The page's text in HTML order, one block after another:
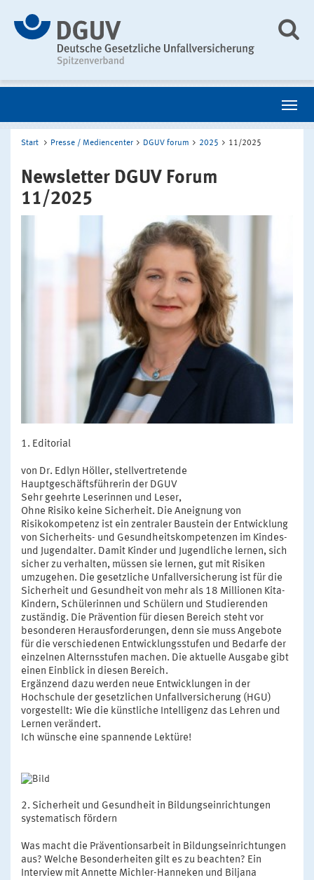
Start Presse / Mediencenter DGUV forum 2025 11/2025
Newsletter DGUV Forum
11/2025
Editorial
von Dr. Edlyn Höller, stellvertretende
Hauptgeschäftsführerin der DGUV
Sehr geehrte Leserinnen und Leser,
Ohne Risiko keine Sicherheit. Die Aneignung von
Risikokompetenz ist ein zentraler Baustein der Entwicklung
von Sicherheits- und Gesundheitskompetenzen im Kindes-
und Jugendalter. Damit Kinder und Jugendliche lernen, sich
sicher zu verhalten, müssen sie lernen, gut mit Risiken
umzugehen. Die gesetzliche Unfallversicherung ist für die
Sicherheit und Gesundheit von mehr als 18 Millionen Kita-
Kindern, Schülerinnen und Schülern und Studierenden
zuständig. Die Prävention für diesen Bereich steht vor
besonderen Herausforderungen, denn sie muss Angebote
für die verschiedenen Entwicklungsstufen und Bedarfe der
einzelnen Alternsstufen machen. Die aktuelle Ausgabe gibt
einen Einblick in diesen Bereich.
Ergänzend dazu werden neue Entwicklungen in der
Hochschule der gesetzlichen Unfallversicherung (HGU)
vorgestellt: Wie die künstliche Intelligenz das Lehren und
Lernen verändert.
Ich wünsche eine spannende Lektüre!
Sicherheit und Gesundheit in Bildungseinrichtungen
systematisch fördern
Was macht die Präventionsarbeit in Bildungseinrichtungen
aus? Welche Besonderheiten gilt es zu beachten? Ein
Interview mit Annette Michler-Hanneken und Biljana